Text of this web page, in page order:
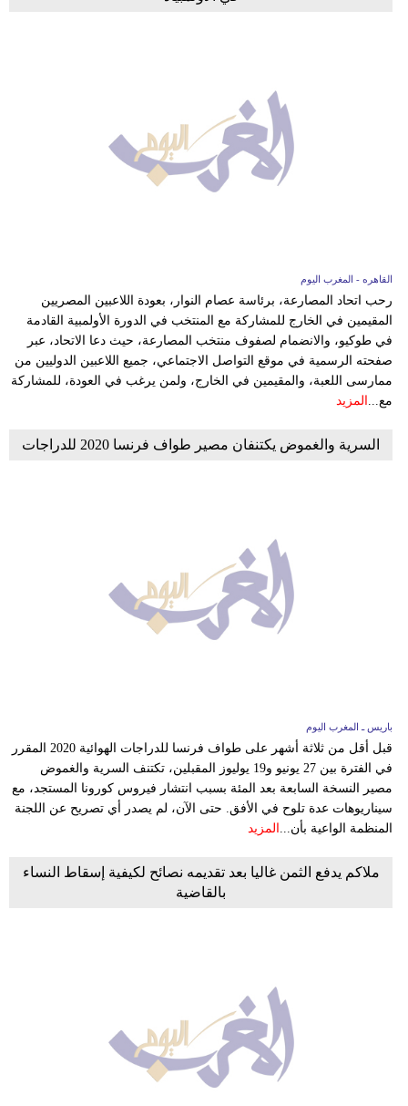
القاهره - المغرب اليوم
رحب اتحاد المصارعة، برئاسة عصام النوار، بعودة اللاعبين المصريين
المقيمين في الخارج للمشاركة مع المنتخب في الدورة الأولمبية القادمة
في طوكيو، والانضمام لصفوف منتخب المصارعة، حيث دعا الاتحاد، عبر
صفحته الرسمية في موقع التواصل الاجتماعي، جميع اللاعبين الدوليين من
ممارسى اللعبة، والمقيمين في الخارج، ولمن يرغب في العودة، للمشاركة
مع... المزيد
السرية والغموض يكتنفان مصير طواف فرنسا 2020 للدراجات
باريس ـ المغرب اليوم
قبل أقل من ثلاثة أشهر على طواف فرنسا للدراجات الهوائية 2020 المقرر
في الفترة بين 27 يونيو و19 يوليوز المقبلين، تكتنف السرية والغموض
مصير النسخة السابعة بعد المئة بسبب انتشار فيروس كورونا المستجد، مع
سيناريوهات عدة تلوح في الأفق. حتى الآن، لم يصدر أي تصريح عن اللجنة
المنظمة الواعية بأن... المزيد
ملاكم يدفع الثمن غاليا بعد تقديمه نصائح لكيفية إسقاط النساء
بالقاضية